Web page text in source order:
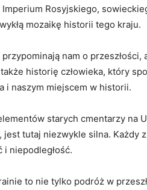
Rosyjskiego,
mozaikę historii‍ tego kraju.
nam o
​historię człowieka, który
i naszym​ miejscem w historii.
starych cmentarzy na
tutaj niezwykle silna.
i niepodległość.
to nie tylko ‌podróż w